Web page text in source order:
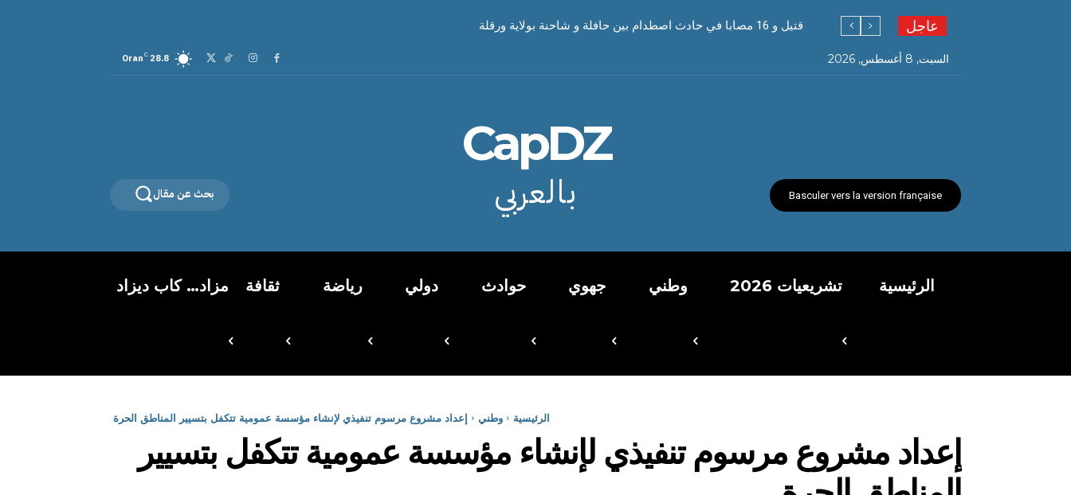
عاجل قتيل و 16 مصابا في حادث اصطدام بين حافلة و شاحنة بولاية ورقلة
السبت, 8 أغسطس, 2026 28.8
C
Oran
Basculer vers la version française
CapDZ
بالعربي بحث عن مقال
الرئيسية تشريعيات 2026 وطني جهوي حوادث دولي رياضة ثقافة مزاد… كاب ديزاد
الرئيسية وطني إعداد مشروع مرسوم تنفيذي لإنشاء مؤسسة عمومية تتكفل بتسيير المناطق الحرة
إعداد مشروع مرسوم تنفيذي لإنشاء مؤسسة عمومية تتكفل بتسيير